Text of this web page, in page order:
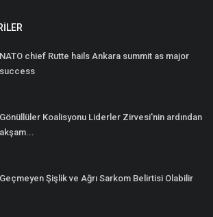
NATO chief Rutte hails Ankara summit as major
success
Gönüllüler Koalisyonu Liderler Zirvesi'nin ardından
akşam...
Geçmeyen Şişlik ve Ağrı Sarkom Belirtisi Olabilir